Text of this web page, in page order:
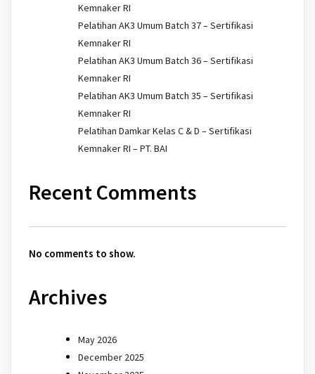
Kemnaker RI
Pelatihan AK3 Umum Batch 37 – Sertifikasi
Kemnaker RI
Pelatihan AK3 Umum Batch 36 – Sertifikasi
Kemnaker RI
Pelatihan AK3 Umum Batch 35 – Sertifikasi
Kemnaker RI
Pelatihan Damkar Kelas C & D – Sertifikasi
Kemnaker RI – PT. BAI
Recent Comments
No comments to show.
Archives
May 2026
December 2025